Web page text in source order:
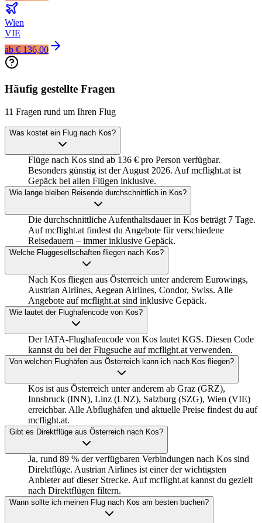
Wien
VIE
ab € 136,00
Häufig gestellte Fragen
11 Fragen rund um Ihren Flug
Was kostet ein Flug nach Kos?
Flüge nach Kos sind ab 136 € pro Person verfügbar.
Besonders günstig ist der August 2026. Auf mcflight.at ist
Gepäck bei allen Flügen inklusive.
Wie lange bleiben Reisende durchschnittlich in Kos?
Die durchschnittliche Aufenthaltsdauer in Kos beträgt 7 Tage.
Auf mcflight.at findest du Angebote für verschiedene
Reisedauern – immer inklusive Gepäck.
Welche Fluggesellschaften fliegen nach Kos?
Nach Kos fliegen aus Österreich unter anderem Eurowings,
Austrian Airlines, Aegean Airlines, Condor, Swiss. Alle
Angebote auf mcflight.at sind inklusive Gepäck.
Wie lautet der Flughafencode von Kos?
Der IATA-Flughafencode von Kos lautet KGS. Diesen Code
kannst du bei der Flugsuche auf mcflight.at verwenden.
Von welchen Flughäfen aus Österreich kann ich nach Kos fliegen?
Kos ist aus Österreich unter anderem ab Graz (GRZ),
Innsbruck (INN), Linz (LNZ), Salzburg (SZG), Wien (VIE)
erreichbar. Alle Abflughäfen und aktuelle Preise findest du auf
mcflight.at.
Gibt es Direktflüge aus Österreich nach Kos?
Ja, rund 89 % der verfügbaren Verbindungen nach Kos sind
Direktflüge. Austrian Airlines ist einer der wichtigsten
Anbieter auf dieser Strecke. Auf mcflight.at kannst du gezielt
nach Direktflügen filtern.
Wann sollte ich meinen Flug nach Kos am besten buchen?